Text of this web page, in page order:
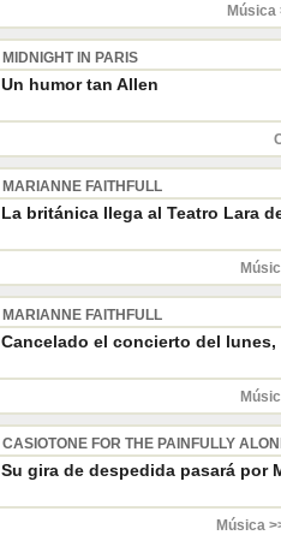
Música
MIDNIGHT IN PARIS
Un humor tan Allen
MARIANNE FAITHFULL
La británica llega al Teatro Lara
MARIANNE FAITHFULL
Cancelado el concierto del lunes,
CASIOTONE FOR THE PAINFULLY
Su gira de despedida pasará por
Música